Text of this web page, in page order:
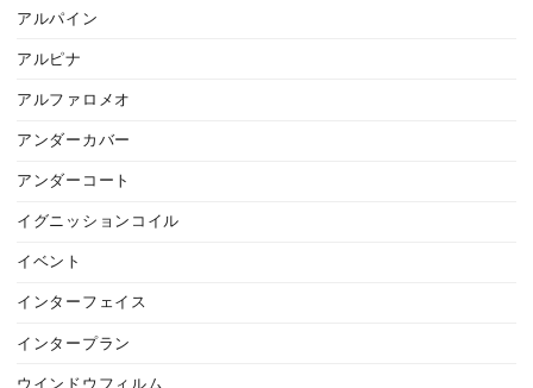
アルパイン
アルピナ
アルファロメオ
アンダーカバー
アンダーコート
イグニッションコイル
イベント
インターフェイス
インタープラン
ウインドウフィルム